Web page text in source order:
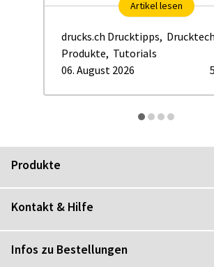
Artikel lesen
drucks.ch Drucktipps,
Produkte, Tutorials
06. August 2026
Produkte
Kontakt & Hilfe
Infos zu Bestellungen